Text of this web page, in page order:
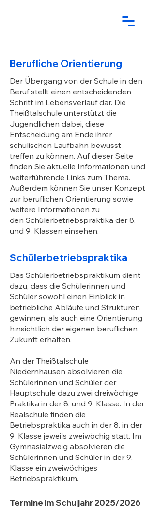
Berufliche Orientierung
Der Übergang von der Schule in den
Beruf stellt einen entscheidenden
Schritt im Lebensverlauf dar. Die
Theißtalschule unterstützt die
Jugendlichen dabei, diese
Entscheidung am Ende ihrer
schulischen Laufbahn bewusst
treffen zu können. Auf dieser Seite
finden Sie aktuelle Informationen und
weiterführende Links zum Thema.
Außerdem können Sie unser Konzept
zur beruflichen Orientierung sowie
weitere Informationen zu
den Schülerbetriebspraktika der 8.
und 9. Klassen einsehen.
Schülerbetriebspraktika
Das Schülerbetriebspraktikum dient
dazu, dass die Schülerinnen und
Schüler sowohl einen Einblick in
betriebliche Abläufe und Strukturen
gewinnen, als auch eine Orientierung
hinsichtlich der eigenen beruflichen
Zukunft erhalten.
An der Theißtalschule
Niedernhausen absolvieren die
Schülerinnen und Schüler der
Hauptschule dazu zwei dreiwöchige
Praktika in der 8. und 9. Klasse. In der
Realschule finden die
Betriebspraktika auch in der 8. in der
9. Klasse jeweils zweiwöchig statt. Im
Gymnasialzweig absolvieren die
Schülerinnen und Schüler in der 9.
Klasse ein zweiwöchiges
Betriebspraktikum.
Termine im Schuljahr 2025/2026